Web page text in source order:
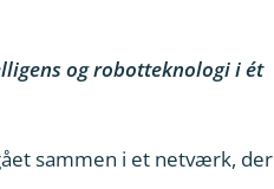
og robotteknologi i ét
sammen i et netværk, der